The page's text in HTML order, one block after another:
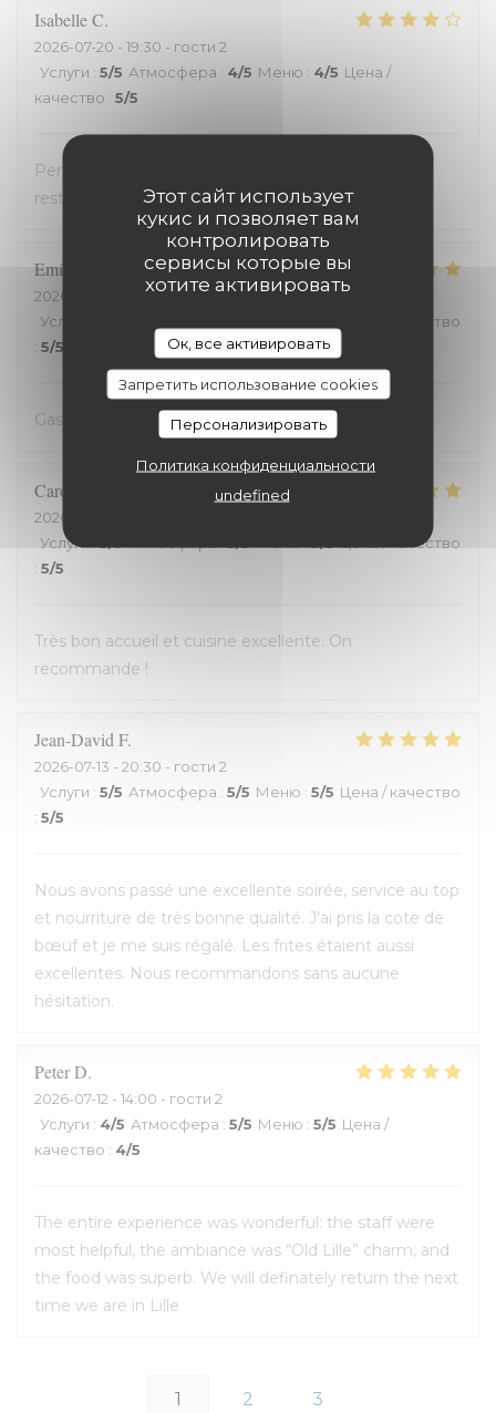
Этот сайт использует
кукис и позволяет вам
контролировать
сервисы которые вы
хотите активировать
Ок, все активировать
Запретить использование cookies
Персонализировать
Политика конфиденциальности
undefined
IsabelleC
2026-07-20 - 19:30 - гости 2
Услуги : 5/5 Атмосфера : 4/5 Меню : 4/5 Цена /
качество : 5/5
Personnel très accueillant, très bons plats, carte
restreinte
Emilienne
2026-07-19
- 19:30 - гости 2
Услуги
Цена / качество
: 5/5
Gastvrij, gezellig, heerlijk
Carole
2026-07-18
Услуги
Цена / качество
: 5/5
Très bon accueil et cuisine excellente. On
recommande !
Jean-David F
2026-07-13 - 20:30 - гости 2
Услуги : 5/5 Атмосфера : 5/5 Меню : 5/5 Цена / качество
: 5/5
Nous avons passé une excellente soirée, service au top
et nourriture de très bonne qualité. J’ai pris la cote de
bœuf et je me suis régalé. Les frites étaient aussi
excellentes. Nous recommandons sans aucune
hésitation.
PeterD
2026-07-12 - 14:00 - гости 2
Услуги : 4/5 Атмосфера : 5/5 Меню : 5/5 Цена /
качество : 4/5
The entire experience was wonderful: the staff were
most helpful, the ambiance was “Old Lille” charm, and
the food was superb. We will definately return the next
time we are in Lille
1 2 3